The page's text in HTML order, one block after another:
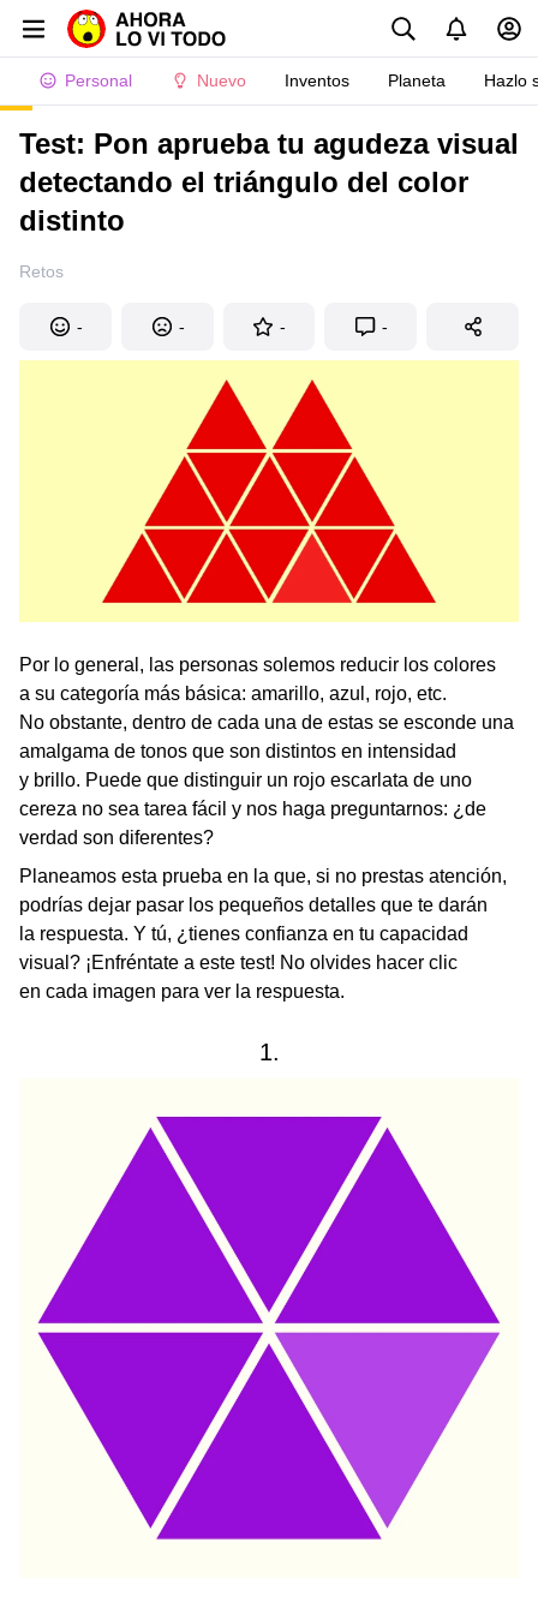
Personal Nuevo Inventos Planeta Hazlo
Test: Pon aprueba tu agudeza visual
detectando el triángulo del color
distinto
Retos
- - - -
Por lo general, las personas solemos reducir los colores
a su categoría más básica: amarillo, azul, rojo, etc.
No obstante, dentro de cada una de estas se esconde una
amalgama de tonos que son distintos en intensidad
y brillo. Puede que distinguir un rojo escarlata de uno
cereza no sea tarea fácil y nos haga preguntarnos: ¿de
verdad son diferentes?
Planeamos esta prueba en la que, si no prestas atención,
podrías dejar pasar los pequeños detalles que te darán
la respuesta. Y tú, ¿tienes confianza en tu capacidad
visual? ¡Enfréntate a este test! No olvides hacer clic
en cada imagen para ver la respuesta.
1.